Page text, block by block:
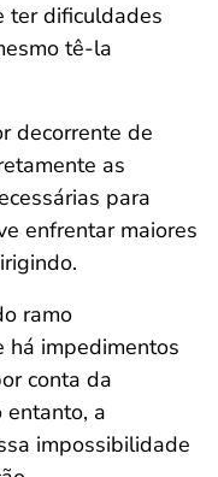
ter dificuldades
tê-la
decorrente de
as
para
enfrentar maiores
ramo
há impedimentos
conta da
entanto, a
impossibilidade